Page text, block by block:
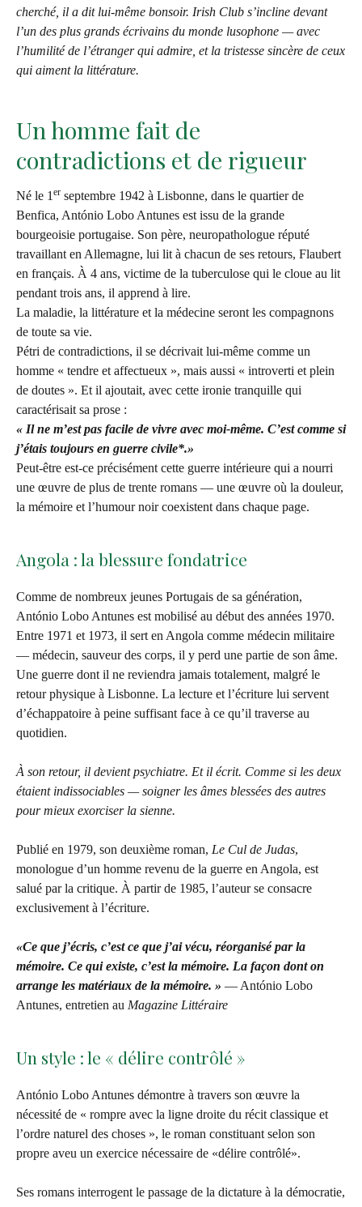
cherché, il a dit lui-même bonsoir. Irish Club s’incline devant
l’un des plus grands écrivains du monde lusophone — avec
l’humilité de l’étranger qui admire, et la tristesse sincère de ceux
qui aiment la littérature.
Un homme fait de
contradictions et de rigueur
Né le 1 er septembre 1942 à Lisbonne, dans le quartier de
Benfica, António Lobo Antunes est issu de la grande
bourgeoisie portugaise. Son père, neuropathologue réputé
travaillant en Allemagne, lui lit à chacun de ses retours, Flaubert
en français. À 4 ans, victime de la tuberculose qui le cloue au lit
pendant trois ans, il apprend à lire.
La maladie, la littérature et la médecine seront les compagnons
de toute sa vie.
Pétri de contradictions, il se décrivait lui-même comme un
homme « tendre et affectueux », mais aussi « introverti et plein
de doutes ». Et il ajoutait, avec cette ironie tranquille qui
caractérisait sa prose :
« Il ne m’est pas facile de vivre avec moi-même. C’est comme si
j’étais toujours en guerre civile*.»
Peut-être est-ce précisément cette guerre intérieure qui a nourri
une œuvre de plus de trente romans — une œuvre où la douleur,
la mémoire et l’humour noir coexistent dans chaque page.
Angola : la blessure fondatrice
Comme de nombreux jeunes Portugais de sa génération,
António Lobo Antunes est mobilisé au début des années 1970.
Entre 1971 et 1973, il sert en Angola comme médecin militaire
— médecin, sauveur des corps, il y perd une partie de son âme.
Une guerre dont il ne reviendra jamais totalement, malgré le
retour physique à Lisbonne. La lecture et l’écriture lui servent
d’échappatoire à peine suffisant face à ce qu’il traverse au
quotidien.
À son retour, il devient psychiatre. Et il écrit. Comme si les deux
étaient indissociables — soigner les âmes blessées des autres
pour mieux exorciser la sienne.
Publié en 1979, son deuxième roman, Le Cul de Judas,
monologue d’un homme revenu de la guerre en Angola, est
salué par la critique. À partir de 1985, l’auteur se consacre
exclusivement à l’écriture.
«Ce que j’écris, c’est ce que j’ai vécu, réorganisé par la
mémoire. Ce qui existe, c’est la mémoire. La façon dont on
arrange les matériaux de la mémoire. » — António Lobo
Antunes, entretien au Magazine Littéraire
Un style : le « délire contrôlé »
António Lobo Antunes démontre à travers son œuvre la
nécessité de « rompre avec la ligne droite du récit classique et
l’ordre naturel des choses », le roman constituant selon son
propre aveu un exercice nécessaire de «délire contrôlé».
Ses romans interrogent le passage de la dictature à la démocratie,